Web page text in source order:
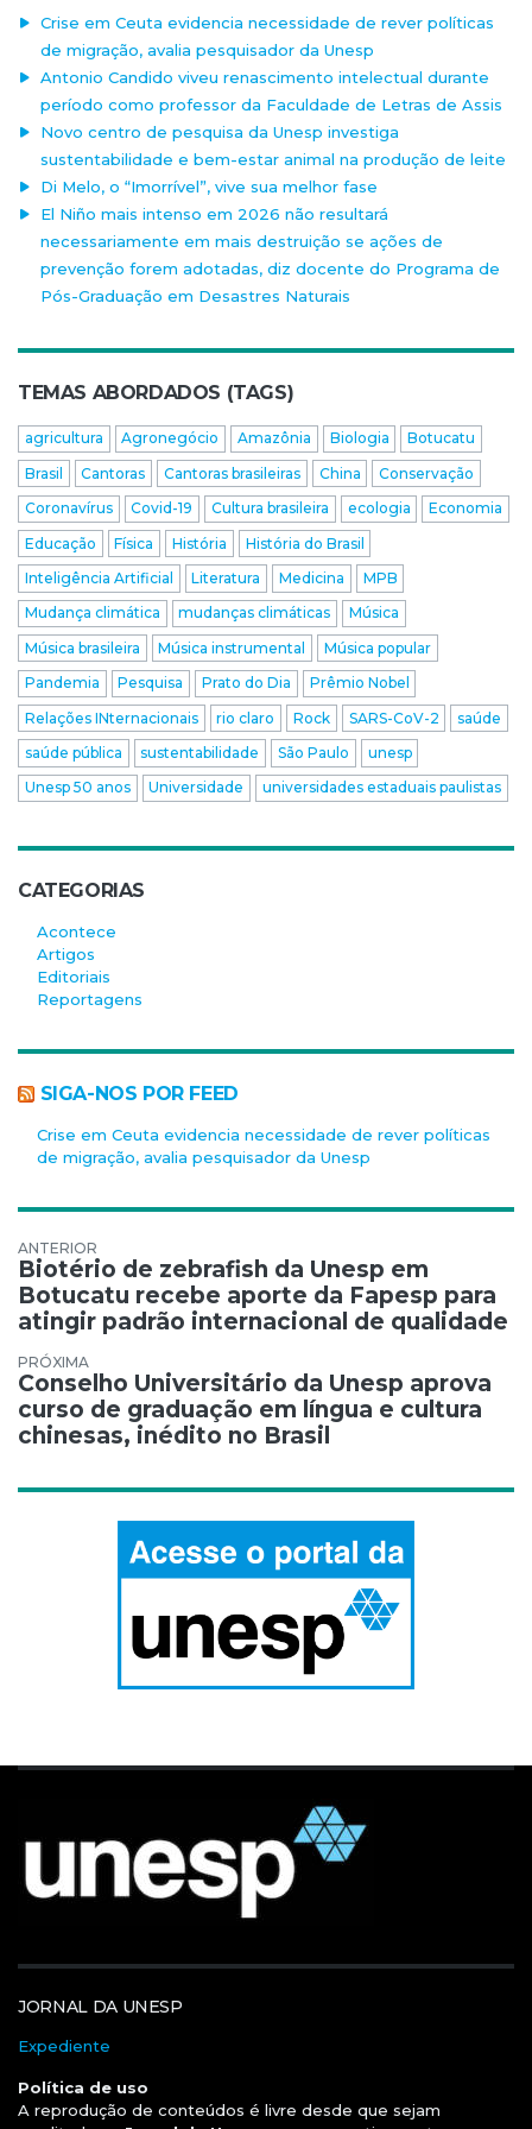
Crise em Ceuta evidencia necessidade de rever políticas
de migração, avalia pesquisador da Unesp
Antonio Candido viveu renascimento intelectual durante
período como professor da Faculdade de Letras de Assis
Novo centro de pesquisa da Unesp investiga
sustentabilidade e bem-estar animal na produção de leite
Di Melo, o “Imorrível”, vive sua melhor fase
El Niño mais intenso em 2026 não resultará
necessariamente em mais destruição se ações de
prevenção forem adotadas, diz docente do Programa de
Pós-Graduação em Desastres Naturais
TEMAS ABORDADOS (TAGS)
agricultura Agronegócio Amazônia Biologia
Botucatu
Brasil
Cantoras Cantoras brasileiras China
Conservação
Coronavírus
Covid-19 Cultura brasileira ecologia
Economia
Educação
Física História
História do Brasil
Inteligência Artificial
Literatura Medicina
MPB
Mudança climática
mudanças climáticas
Música
Música brasileira
Música instrumental
Música popular
Pandemia
Pesquisa Prato do Dia
Prêmio Nobel
Relações INternacionais
rio claro Rock SARS-CoV-2
saúde
saúde pública
sustentabilidade São Paulo
unesp
Unesp 50 anos
Universidade universidades estaduais paulistas
CATEGORIAS
Acontece
Artigos
Editoriais
Reportagens
SIGA-NOS POR FEED
Crise em Ceuta evidencia necessidade de rever políticas
de migração, avalia pesquisador da Unesp
Navegação de Post
Biotério de zebrafish da Unesp em
Botucatu recebe aporte da Fapesp para
atingir padrão internacional de qualidade
Conselho Universitário da Unesp aprova
curso de graduação em língua e cultura
chinesas, inédito no Brasil
JORNAL DA UNESP
Expediente
Política de uso
A reprodução de conteúdos é livre desde que sejam